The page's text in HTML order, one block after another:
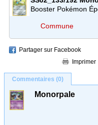
Booster Pokémon
Commune
Partager sur Facebook
Imprimer
Commentaires (0)
Monorpale